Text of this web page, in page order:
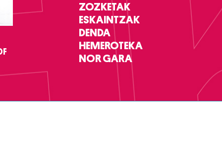
ZOZKETAK
ESKAINTZAK
DENDA
HEMEROTEKA
NOR GARA